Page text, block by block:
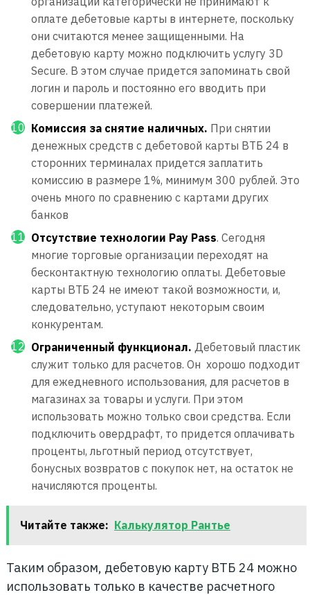
оплате дебетовые карты в интернете, поскольку
они считаются менее защищенными. На
дебетовую карту можно подключить услугу 3D
Secure. В этом случае придется запоминать свой
логин и пароль и постоянно его вводить при
совершении платежей.
Комиссия за снятие наличных. При снятии
денежных средств с дебетовой карты ВТБ 24 в
сторонних терминалах придется заплатить
комиссию в размере 1%, минимум 300 рублей. Это
очень много по сравнению с картами других
банков
Отсутствие технологии Pay Pass. Сегодня
многие торговые организации переходят на
бесконтактную технологию оплаты. Дебетовые
карты ВТБ 24 не имеют такой возможности, и,
следовательно, уступают некоторым своим
конкурентам.
Ограниченный функционал. Дебетовый пластик
служит только для расчетов. Он хорошо подходит
для ежедневного использования, для расчетов в
магазинах за товары и услуги. При этом
использовать можно только свои средства. Если
подключить овердрафт, то придется оплачивать
проценты, льготный период отсутствует,
бонусных возвратов с покупок нет, на остаток не
начисляются проценты.
Читайте также: Калькулятор Рантье
Таким образом, дебетовую карту ВТБ 24 можно
использовать только в качестве расчетного